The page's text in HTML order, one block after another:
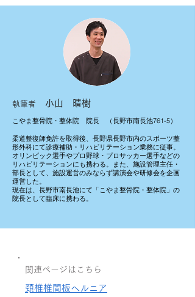
執筆者 小山 晴樹
こやま整骨院・整体院 院長 （長野市南長池761-5）
柔道整復師免許を取得後、長野県長野市内のスポーツ整
形外科にて診療補助・リハビリテーション業務に従事。
オリンピック選手やプロ野球・プロサッカー選手などの
リハビリテーションにも携わる。また、 施設管理主任・
部長として、施設運営のみならず講演会や研修会を企画
運営した。
現在は、長野市南長池にて「こやま整骨院・整体院」の
院長として臨床に携わる。
​関連ページはこちら
​頚椎椎間板ヘルニア